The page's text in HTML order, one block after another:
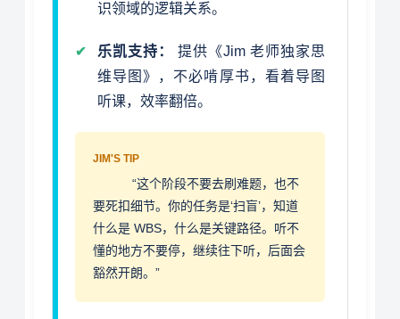
识领域的逻辑关系。
乐凯支持：
提供《Jim 老师独家思
维导图》，不必啃厚书，看着导图
听课，效率翻倍。
JIM'S TIP
“这个阶段不要去刷难题，也不
要死扣细节。你的任务是‘扫盲’，知道
什么是 WBS，什么是关键路径。听不
懂的地方不要停，继续往下听，后面会
豁然开朗。”